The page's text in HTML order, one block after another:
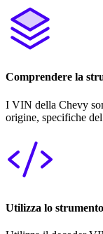
Comprendere la
I VIN della Chevy
origine, specifiche
Utilizza lo